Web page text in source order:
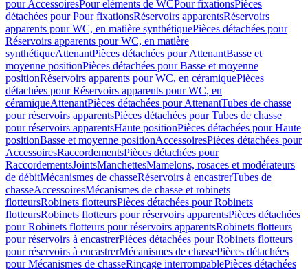
pour AccessoiresPour eléments de WCPour fixationsPièces
détachées pour Pour fixationsRéservoirs apparentsRéservoirs
apparents pour WC, en matière synthétiquePièces détachées pour
Réservoirs apparents pour WC, en matière
synthétiqueAttenantPièces détachées pour AttenantBasse et
moyenne positionPièces détachées pour Basse et moyenne
positionRéservoirs apparents pour WC, en céramiquePièces
détachées pour Réservoirs apparents pour WC, en
céramiqueAttenantPièces détachées pour AttenantTubes de chasse
pour réservoirs apparentsPièces détachées pour Tubes de chasse
pour réservoirs apparentsHaute positionPièces détachées pour Haute
positionBasse et moyenne positionAccessoiresPièces détachées pour
AccessoiresRaccordementsPièces détachées pour
RaccordementsJointsManchettesMamelons, rosaces et modérateurs
de débitMécanismes de chasseRéservoirs à encastrerTubes de
chasseAccessoiresMécanismes de chasse et robinets
flotteursRobinets flotteursPièces détachées pour Robinets
flotteursRobinets flotteurs pour réservoirs apparentsPièces détachées
pour Robinets flotteurs pour réservoirs apparentsRobinets flotteurs
pour réservoirs à encastrerPièces détachées pour Robinets flotteurs
pour réservoirs à encastrerMécanismes de chassePièces détachées
pour Mécanismes de chasseRinçage interrompablePièces détachées